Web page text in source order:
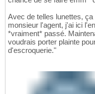
Avec de telles lunettes,
monsieur l'agent, j'ai ici
*vraiment* passé.
voudrais porter plainte
d'escroquerie."